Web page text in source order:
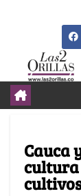
Cauca
cultura